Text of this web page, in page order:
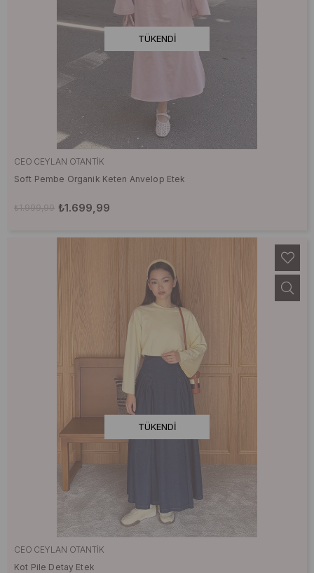
TÜKENDI
CEO CEYLAN OTANTIK
Soft Pembe Organik Keten Anvelop Etek
₺1.699,99
₺1.999,99
TÜKENDI
CEO CEYLAN OTANTIK
Kot Pile Detay Etek